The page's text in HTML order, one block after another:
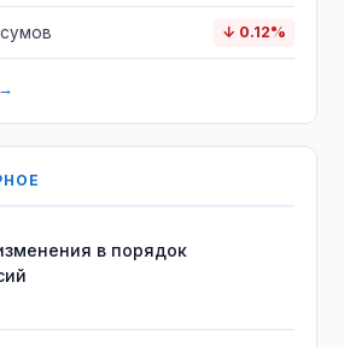
↓ 0.12%
в порядок